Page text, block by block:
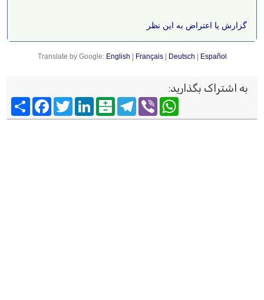
گزارش یا اعتراض به این نظر
Translate by Google: English | Français| Deutsch | Español
به اشتراک بگذارید:
FacebookTwitter
LinkedInBalatarin
TelegramViber
WhatsApp